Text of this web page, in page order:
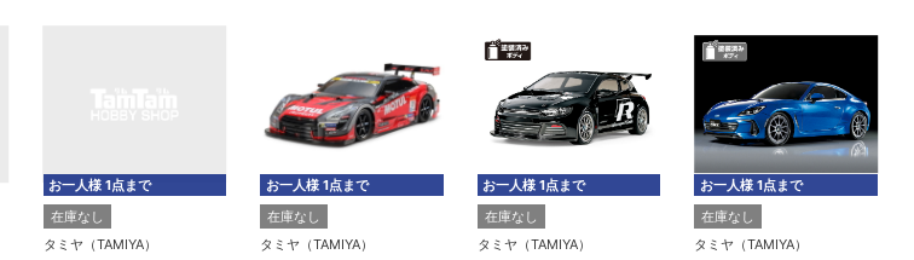
お一人様 1点まで
在庫なし
タミヤ（TAMIYA）
お一人様 1点まで
在庫なし
タミヤ（TAMIYA）
お一人様 1点まで
在庫なし
タミヤ（TAMIYA）
お一人様 1点まで
在庫なし
タミヤ（TAMIYA）